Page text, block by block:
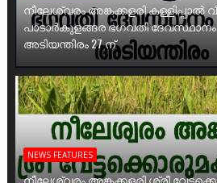
നീലേശ്വരം അങ്കക്കളരി കള്ളിപ്പാൽ
പാടാർകുളങ്ങര ഭഗവതി
അടിയന്തിരം 27 ന്
NEWS FEATURES
നീലേശ്വരം അങ്കക്കളരി ശ്രീ